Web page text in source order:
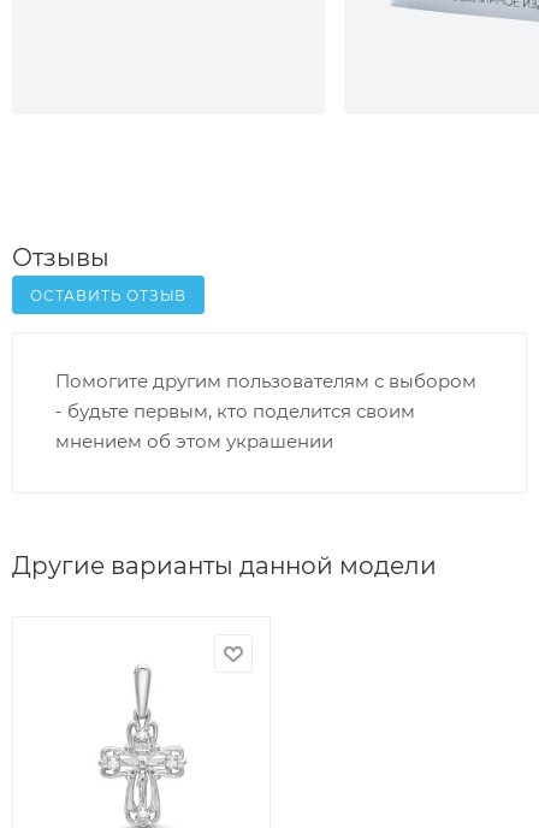
Отзывы
ОСТАВИТЬ ОТЗЫВ
Помогите другим пользователям с выбором
- будьте первым, кто поделится своим
мнением об этом украшении
Другие варианты данной модели